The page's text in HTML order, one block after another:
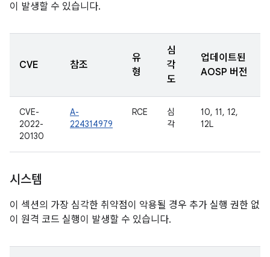
이 발생할 수 있습니다.
CVE 참조
유
형
심
각
도
업데이트된
AOSP 버전
CVE-
2022-
20130
A-
224314979
RCE
심
각
10, 11, 12,
12L
시스템
이 섹션의 가장 심각한 취약점이 악용될 경우 추가 실행 권한 없
이 원격 코드 실행이 발생할 수 있습니다.